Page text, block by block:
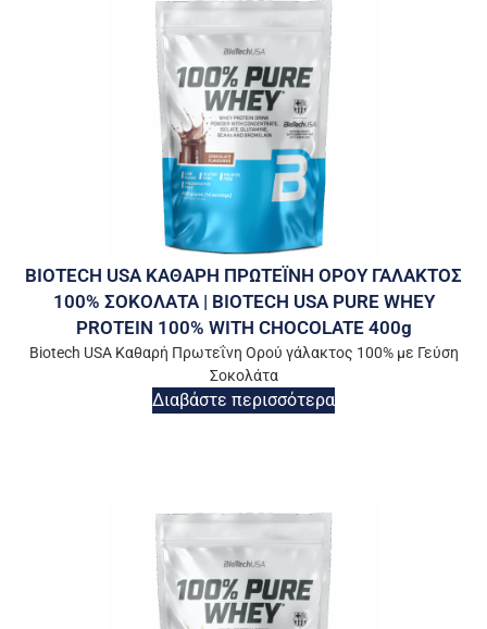
BIOTECH USA ΚΑΘΑΡΗ ΠΡΩΤΕΪΝΗ ΟΡΟΥ ΓΑΛΑΚΤΟΣ
100% ΣΟΚΟΛΑΤΑ | BIOTECH USA PURE WHEY
PROTEIN 100% WITH CHOCOLATE 400g
Biotech USA Καθαρή Πρωτεΐνη Ορού γάλακτος 100% με Γεύση
Σοκολάτα
Διαβάστε περισσότερα